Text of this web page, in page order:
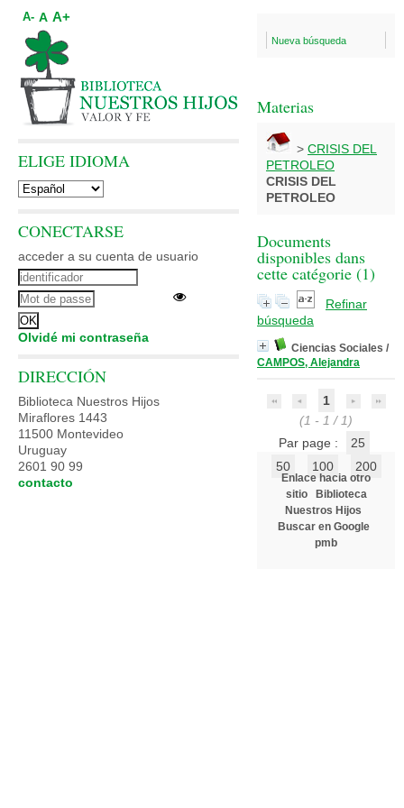
Nueva búsqueda
Materias
> CRISIS DEL
PETROLEO
CRISIS DEL
PETROLEO
Documents
disponibles dans
cette catégorie (1)
Refinar
búsqueda
Ciencias Sociales /
CAMPOS, Alejandra
1
(1 - 1 / 1)
Par page :
25
50
100 200
Enlace hacia otro
sitio
Biblioteca
Nuestros Hijos
Buscar en Google
pmb
A- A A+
ELIGE IDIOMA
CONECTARSE
acceder a su cuenta de usuario
Olvidé mi contraseña
DIRECCIÓN
Biblioteca Nuestros Hijos
Miraflores 1443
11500 Montevideo
Uruguay
2601 90 99
contacto